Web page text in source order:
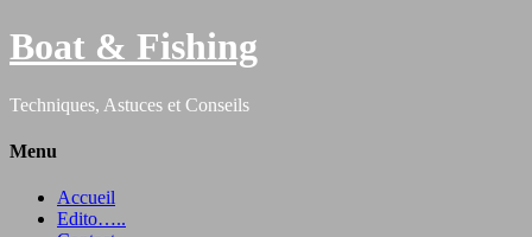
Boat & Fishing
Techniques, Astuces et Conseils
Menu
Accueil
Edito…..